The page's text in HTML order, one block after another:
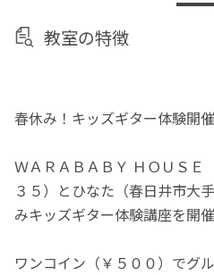
教室の特徴
春休み！キッズギター体験開
ＷＡＲＡＢＡＢＹ ＨＯＵＳＥ
３５）とひなた（春日井市大
みキッズギター体験講座を開
ワンコイン（￥５００）でグ